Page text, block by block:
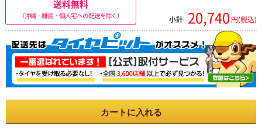
送料無料
（沖縄・離島・個人宅への配送を除く） 小計 20,740 円(税込)
カートに入れる